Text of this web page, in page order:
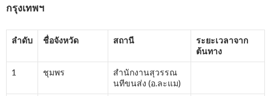
กรุงเทพฯ
ลำดับ ชื่อจังหวัด สถานี
ระยะเวลาจาก
ต้นทาง
1 ชุมพร
สำนักงานสุวรรณ
นทีขนส่ง (อ.ละแม)